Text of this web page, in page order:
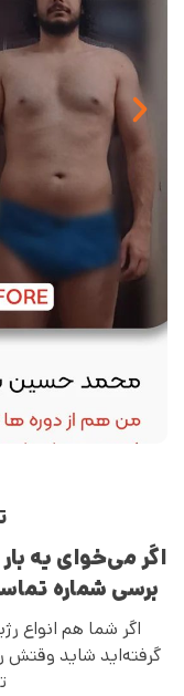
اگر می‌خوای یه
برسی شماره
اگر شما هم انواع
گرفته‌اید شاید وقتش